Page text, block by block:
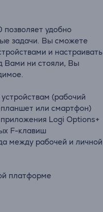
удобно
задачи. Вы сможете
и настраивать
Вами ни стояли, Вы
(рабочий
или смартфон)
Logi Options+
F-клавиш
между рабочей и личной
платформе